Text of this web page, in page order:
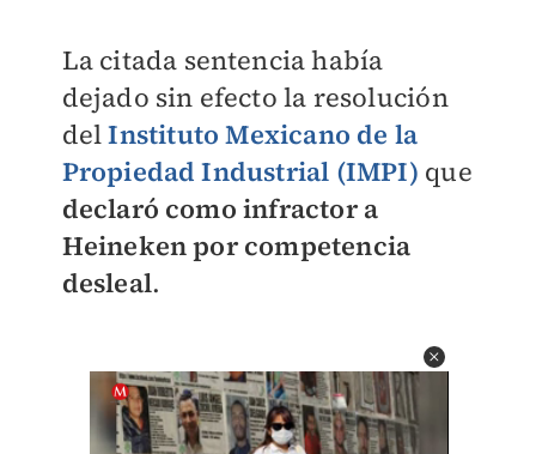
La citada sentencia había
dejado sin efecto la resolución
delInstituto Mexicano de la
Propiedad Industrial (IMPI) que
declaró como infractor a
Heineken por competencia
desleal.